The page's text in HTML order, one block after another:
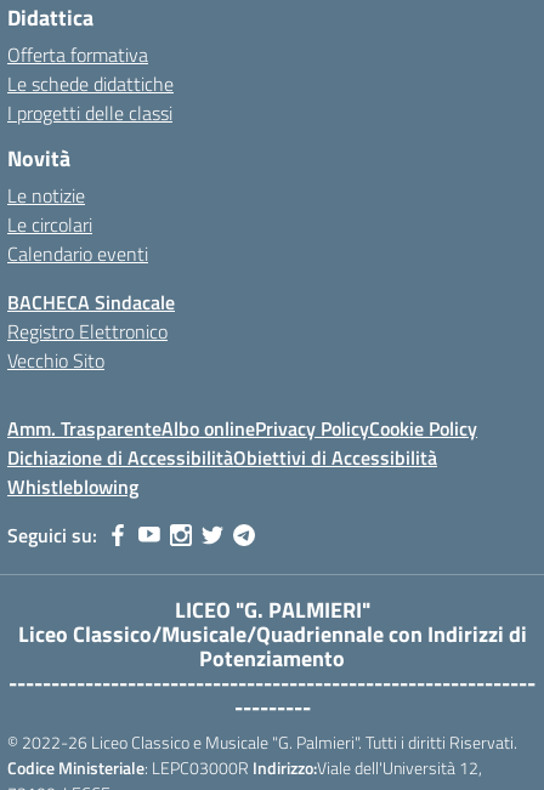
Didattica
Offerta formativa
Le schede didattiche
I progetti delle classi
Novità
Le notizie
Le circolari
Calendario eventi
BACHECA Sindacale
Registro Elettronico
Vecchio Sito
Amm. TrasparenteAlbo onlinePrivacy PolicyCookie Policy
Dichiazione di AccessibilitàObiettivi di Accessibilità
Whistleblowing
Seguici su:
LICEO "G. PALMIERI"
Liceo Classico/Musicale/Quadriennale con Indirizzi di
Potenziamento
--------------------------------------------------------------
---------
© 2022-26 Liceo Classico e Musicale "G. Palmieri". Tutti i diritti Riservati.
Codice Ministeriale: LEPC03000R Indirizzo:Viale dell'Università 12,